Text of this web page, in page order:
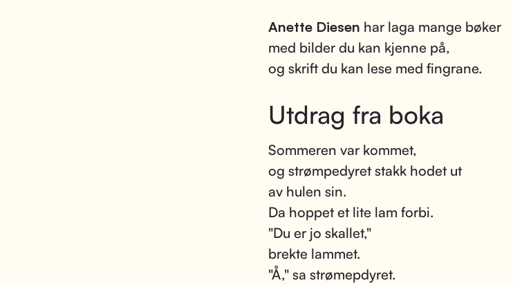
Anette Diesen har laga mange bøker
med bilder du kan kjenne på,
og skrift du kan lese med fingrane.
Utdrag fra boka
Sommeren var kommet,
og strømpedyret stakk hodet ut
av hulen sin.
Da hoppet et lite lam forbi.
"Du er jo skallet,"
brekte lammet.
"Å," sa strømepdyret.